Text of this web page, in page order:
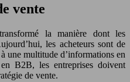
vente
la manière dont les
les acheteurs sont de
une multitude d’informations en
B2B, les entreprises doivent
de vente.